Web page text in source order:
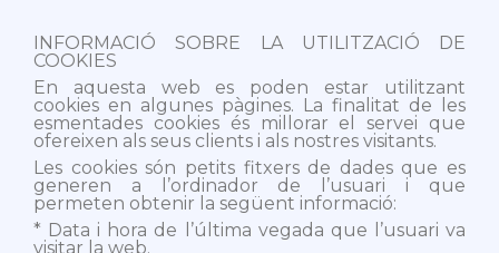
INFORMACIÓ SOBRE LA UTILITZACIÓ DE
COOKIES
En aquesta web es poden estar utilitzant
cookies en algunes pàgines. La finalitat de les
esmentades cookies és millorar el servei que
ofereixen als seus clients i als nostres visitants.
Les cookies són petits fitxers de dades que es
generen a l’ordinador de l’usuari i que
permeten obtenir la següent informació:
* Data i hora de l’última vegada que l’usuari va
visitar la web.